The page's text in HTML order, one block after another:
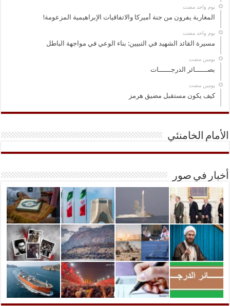
‏يوم واحد مضت
المغاربة يفرون من جنة أميركا والاتفاقيات الإبراهيمية المزعومة!
‏يوم واحد مضت
مسيرة القائد الشهيد في التبيين: بناء الوعي في مواجهة الباطل
‏يومين مضت
بصــــــائر الدرجــــــات
‏يومين مضت
كيف يكون مستقبل مضيق هرمز
الأمام الخامنئي
أخبار في صور